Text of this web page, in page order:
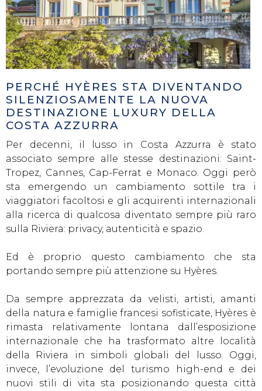
PERCHÉ HYÈRES STA DIVENTANDO
SILENZIOSAMENTE LA NUOVA
DESTINAZIONE LUXURY DELLA
COSTA AZZURRA
Per decenni, il lusso in Costa Azzurra è stato
associato sempre alle stesse destinazioni: Saint-
Tropez, Cannes, Cap-Ferrat e Monaco. Oggi però
sta emergendo un cambiamento sottile tra i
viaggiatori facoltosi e gli acquirenti internazionali
alla ricerca di qualcosa diventato sempre più raro
sulla Riviera: privacy, autenticità e spazio.
Ed è proprio questo cambiamento che sta
portando sempre più attenzione su Hyères.
Da sempre apprezzata da velisti, artisti, amanti
della natura e famiglie francesi sofisticate, Hyères è
rimasta relativamente lontana dall’esposizione
internazionale che ha trasformato altre località
della Riviera in simboli globali del lusso. Oggi,
invece, l’evoluzione del turismo high-end e dei
nuovi stili di vita sta posizionando questa città